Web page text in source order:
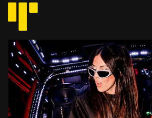
Hopp
innhold